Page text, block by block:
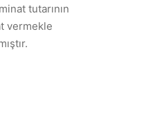
tutarının
vermekle